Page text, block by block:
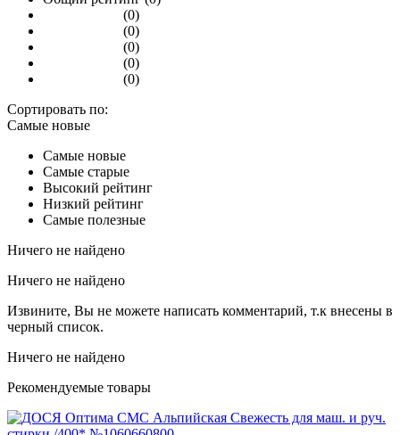
(0)
(0)
(0)
(0)
(0)
Сортировать по:
Самые новые
Самые новые
Самые старые
Высокий рейтинг
Низкий рейтинг
Самые полезные
Ничего не найдено
Ничего не найдено
Извините, Вы не можете написать комментарий, т.к внесены в
черный список.
Ничего не найдено
Рекомендуемые товары